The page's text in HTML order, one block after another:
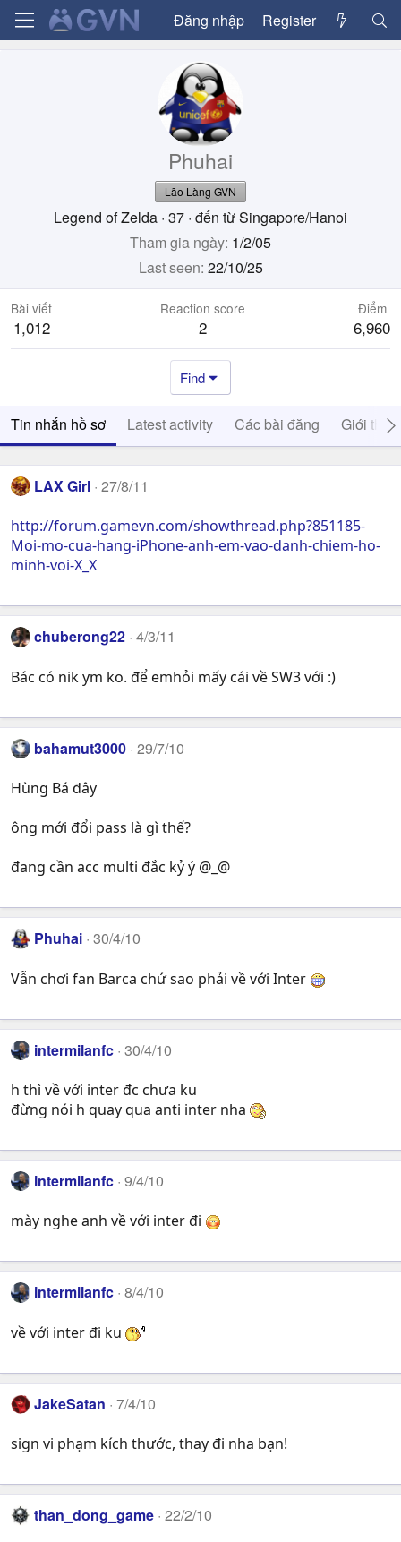
Đăng nhập Register
Phuhai
Lão Làng GVN
Legend of Zelda · 37 · đến từSingapore/Hanoi
Tham gia ngày 1/2/05
Last seen 22/10/25
Bài viết
1,012
Reaction score
2
Điểm
6,960
Find
Tin nhắn hồ sơ Latest activity Các bài đăng Giới thiệu
LAX Girl 27/8/11
http://forum.gamevn.com/showthread.php?851185-
Moi-mo-cua-hang-iPhone-anh-em-vao-danh-chiem-ho-
minh-voi-X_X
chuberong22 4/3/11
Bác có nik ym ko. để emhỏi mấy cái về SW3 với :)
bahamut3000 29/7/10
Hùng Bá đây
ông mới đổi pass là gì thế?
đang cần acc multi đắc kỷ ý @_@
Phuhai 30/4/10
Vẫn chơi fan Barca chứ sao phải về với Inter
intermilanfc 30/4/10
h thì về với inter đc chưa ku
đừng nói h quay qua anti inter nha
intermilanfc 9/4/10
mày nghe anh về với inter đi
intermilanfc 8/4/10
về với inter đi ku
JakeSatan 7/4/10
sign vi phạm kích thước, thay đi nha bạn!
than_dong_game 22/2/10